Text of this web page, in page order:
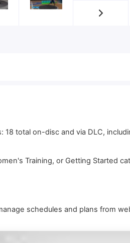
total on-disc and via DLC,
Training, or Getting Started
schedules and plans from